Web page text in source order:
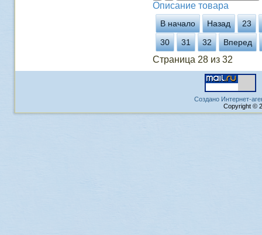
Описание товара
В начало Назад
23
30
31 32 Вперед
Страница 28 из 32
Создано Интернет-
Copyright ©